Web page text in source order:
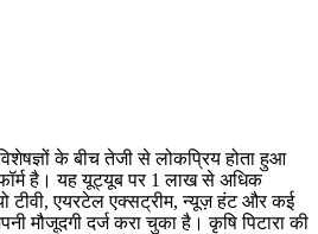
के बीच तेजी से लोकप्रिय होता हुआ
है। यह यूट्यूब पर 1 लाख से अधिक
टीवी, एयरटेल एक्सट्रीम, न्यूज़ हंट और कई
मौजूदगी दर्ज करा चुका है। कृषि पिटारा की